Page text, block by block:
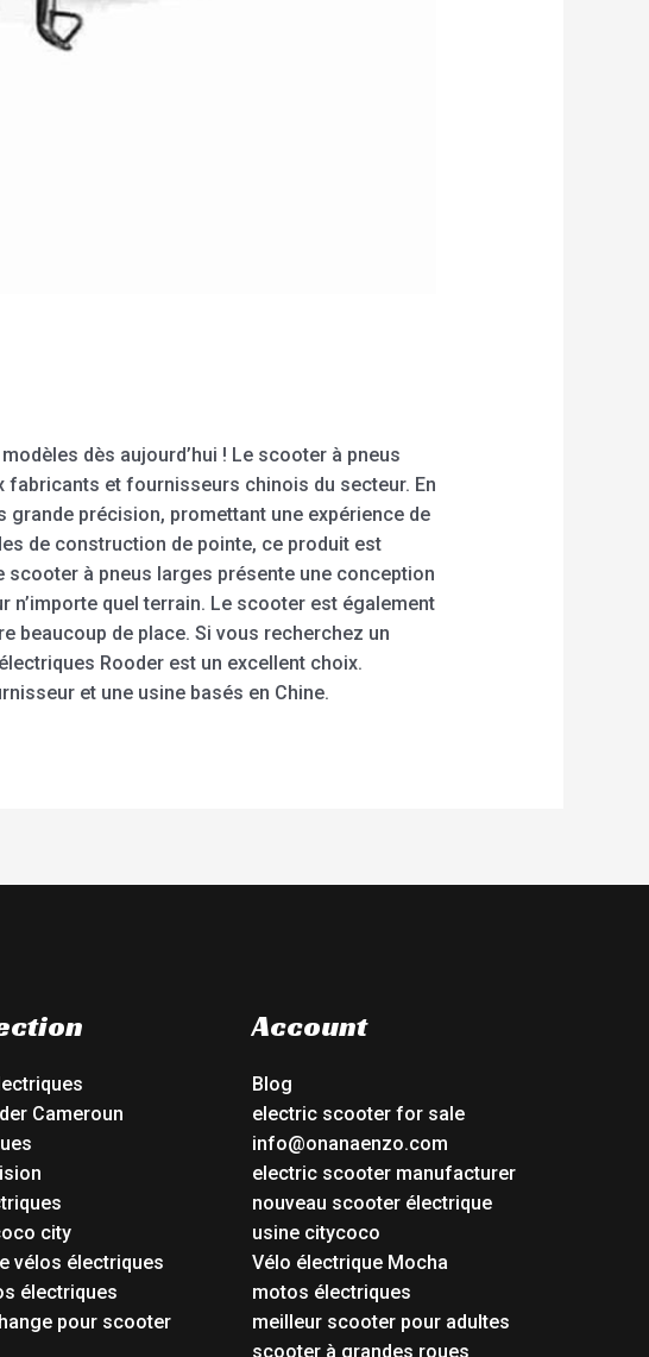
dès aujourd’hui ! Le scooter à pneus
fabricants et fournisseurs chinois du secteur. En
grande précision, promettant une expérience de
de construction de pointe, ce produit est
à pneus larges présente une conception
quel terrain. Le scooter est également
beaucoup de place. Si vous recherchez un
Rooder est un excellent choix.
et une usine basés en Chine.
Cameroun
city
vélos électriques
électriques
pour scooter
Account
Blog
electric scooter for sale
info@onanaenzo.com
electric scooter manufacturer
nouveau scooter électrique
usine citycoco
Vélo électrique Mocha
motos électriques
meilleur scooter pour adultes
scooter à grandes roues